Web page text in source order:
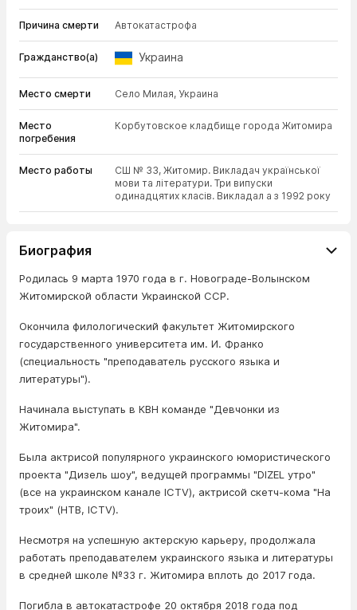
Причина смерти Автокатастрофа
Гражданство(а) Украина
Место смерти Село Милая, Украина
Место
погребения
Корбутовское кладбище города Житомира
Место работы
СШ № 33, Житомир. Викладач української
мови та літератури. Три випуски
одинадцятих класів. Викладал а з 1992 року
Биография
Родилась 9 марта 1970 года в г. Новограде-Волынском
Житомирской области Украинской ССР.
Окончила филологический факультет Житомирского
государственного университета им. И. Франко
(специальность "преподаватель русского языка и
литературы").
Начинала выступать в КВН команде "Девчонки из
Житомира".
Была актрисой популярного украинского юмористического
проекта "Дизель шоу", ведущей программы "DIZEL утро"
(все на украинском канале ICTV), актрисой скетч-кома "На
троих" (НТВ, ICTV).
Несмотря на успешную актерскую карьеру, продолжала
работать преподавателем украинского языка и литературы
в средней школе №33 г. Житомира вплоть до 2017 года.
Погибла в автокатастрофе 20 октября 2018 года под